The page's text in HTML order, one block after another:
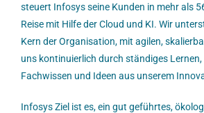
steuert Infosys seine Kunden in mehr als
Reise mit Hilfe der Cloud und KI. Wir
Kern der Organisation, mit agilen,
uns kontinuierlich durch ständiges
Fachwissen und Ideen aus unserem
Infosys Ziel ist es, ein gut geführtes,